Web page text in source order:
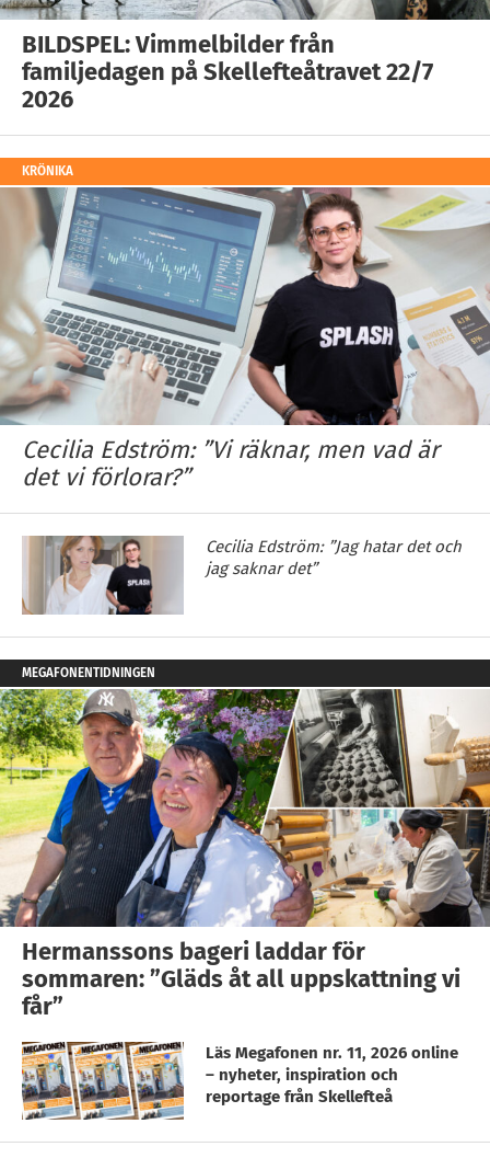
BILDSPEL: Vimmelbilder från
familjedagen på Skellefteåtravet 22/7
2026
KRÖNIKA
Cecilia Edström: ”Vi räknar, men vad är
det vi förlorar?”
Cecilia Edström: ”Jag hatar det och
jag saknar det”
MEGAFONENTIDNINGEN
Hermanssons bageri laddar för
sommaren: ”Gläds åt all uppskattning vi
får”
Läs Megafonen nr. 11, 2026 online
– nyheter, inspiration och
reportage från Skellefteå